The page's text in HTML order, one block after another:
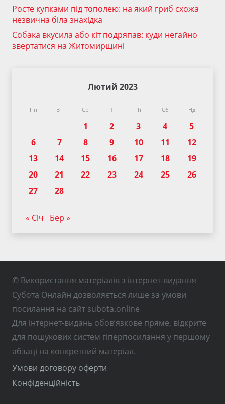
Росте купками під тополею: на який гриб схожа
незвична біла знахідка
Собака вкусила або кіт подряпав: куди негайно
звертатися на Житомирщині
Лютий 2023
Пн Вт Ср Чт Пт Сб Нд
1 2 3 4
5
6
7 8 9 10 11
12
13
14 15 16 17 18
19
20
21 22 23 24 25
26
27
28
« Січ Бер »
© Використання матеріалів з інтернет-видання
Субота Онлайн дозволяється лише за умови
посилання на сайт subota.online
Для інтернет-видань обов’язкове пряме, відкрите
для пошукових систем гіперпосилання у першому
абзаці на конкретний матеріал.
Умови договору оферти
Конфіденційність